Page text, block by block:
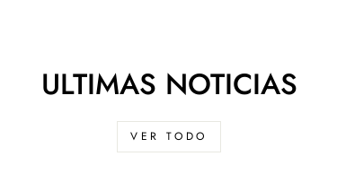
ULTIMAS NOTICIAS
VER TODO